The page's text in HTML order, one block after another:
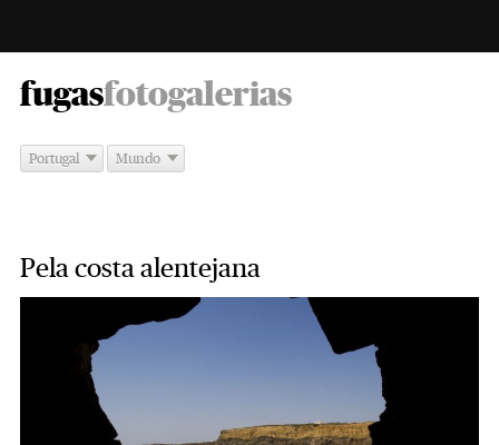
fugas -
fotogalerias
Portugal Mundo
Pela costa alentejana